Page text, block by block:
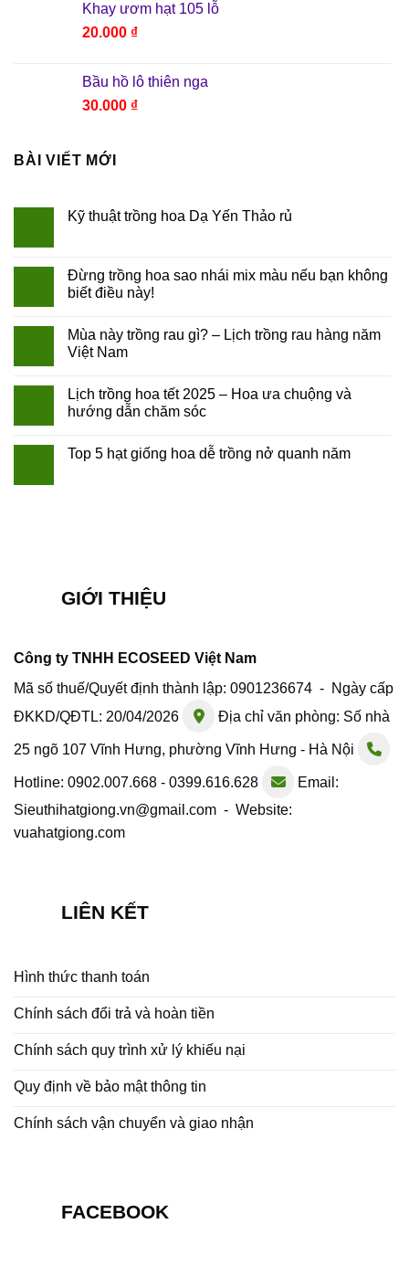
Khay ươm hạt 105 lỗ
20.000 ₫
Bầu hồ lô thiên nga
30.000 ₫
BÀI VIẾT MỚI
Kỹ thuật trồng hoa Dạ Yến Thảo rủ
Đừng trồng hoa sao nhái mix màu nếu bạn không
biết điều này!
Mùa này trồng rau gì? – Lịch trồng rau hàng năm
Việt Nam
Lịch trồng hoa tết 2025 – Hoa ưa chuộng và
hướng dẫn chăm sóc
Top 5 hạt giống hoa dễ trồng nở quanh năm
GIỚI THIỆU
Công ty TNHH ECOSEED Việt Nam
Mã số thuế/Quyết định thành lập: 0901236674 - Ngày cấp
ĐKKD/QĐTL: 20/04/2026
Địa chỉ văn phòng: Số nhà
25 ngõ 107 Vĩnh Hưng, phường Vĩnh Hưng - Hà Nội
Hotline: 0902.007.668 - 0399.616.628
Email:
Sieuthihatgiong.vn@gmail.com - Website:
vuahatgiong.com
LIÊN KẾT
Hình thức thanh toán
Chính sách đổi trả và hoàn tiền
Chính sách quy trình xử lý khiếu nại
Quy định về bảo mật thông tin
Chính sách vận chuyển và giao nhận
FACEBOOK